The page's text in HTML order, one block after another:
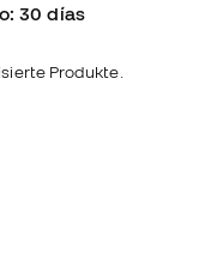
30 días
Produkte.